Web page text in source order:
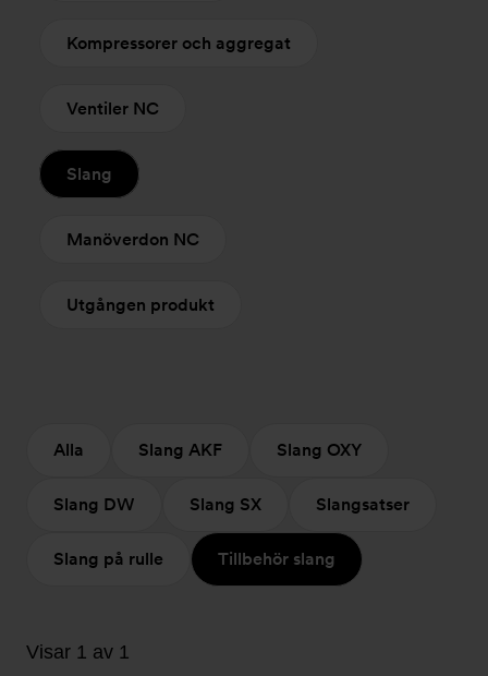
Kompressorer och aggregat
Ventiler NC
Slang
Manöverdon NC
Utgången produkt
Alla Slang AKF Slang OXY
Slang DW Slang SX Slangsatser
Slang på rulle Tillbehör slang
Visar 1 av 1